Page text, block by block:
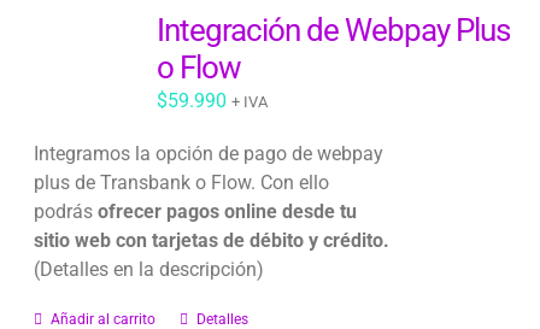
Integración de Webpay Plus
o Flow
$59.990 + IVA
Integramos la opción de pago de webpay
plus de Transbank o Flow. Con ello
podrásofrecer pagos online desde tu
sitio web con tarjetas de débito y crédito.
(Detalles en la descripción)
Añadir al carrito Detalles